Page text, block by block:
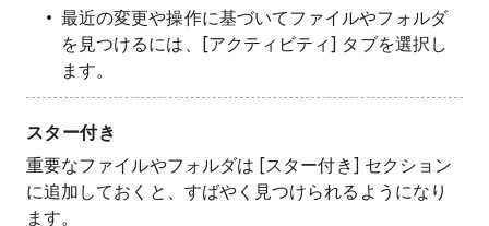
最近の変更や操作に基づいてファイルやフォルダ
を見つけるには、[アクティビティ] タブを選択し
ます。
スター付き
重要なファイルやフォルダは [スター付き] セクション
に追加しておくと、すばやく見つけられるようになり
ます。